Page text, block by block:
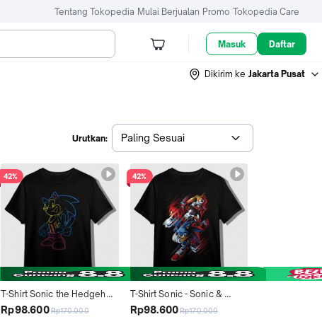
Tentang Tokopedia Mulai Berjualan Promo Tokopedia Care
Masuk Daftar
Dikirim ke Jakarta Pusat
Urutkan: Paling Sesuai
42%
T-Shirt Sonic the Hedgehog
- Sonic - Kaos Distro 100%
Rp98.600Rp170.000
42%
T-Shirt Sonic - Sonic &
Friends - Kaos Distro 100%
Rp98.600Rp170.000